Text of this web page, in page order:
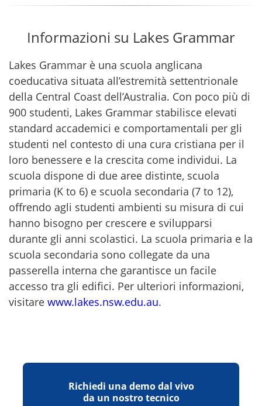
Informazioni su Lakes Grammar
Lakes Grammar è una scuola anglicana
coeducativa situata all’estremità settentrionale
della Central Coast dell’Australia. Con poco più di
900 studenti, Lakes Grammar stabilisce elevati
standard accademici e comportamentali per gli
studenti nel contesto di una cura cristiana per il
loro benessere e la crescita come individui. La
scuola dispone di due aree distinte, scuola
primaria (K to 6) e scuola secondaria (7 to 12),
offrendo agli studenti ambienti su misura di cui
hanno bisogno per crescere e svilupparsi
durante gli anni scolastici. La scuola primaria e la
scuola secondaria sono collegate da una
passerella interna che garantisce un facile
accesso tra gli edifici. Per ulteriori informazioni,
visitare www.lakes.nsw.edu.au.
Richiedi una demo dal vivo
da un nostro tecnico